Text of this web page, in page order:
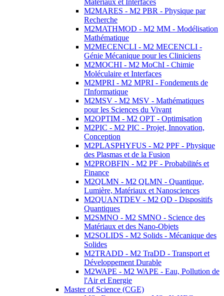
Matériaux et Interfaces
M2MARES - M2 PBR - Physique par
Recherche
M2MATHMOD - M2 MM - Modélisation
Mathématique
M2MECENCLI - M2 MECENCLI -
Génie Mécanique pour les Cliniciens
M2MOCHI - M2 MoChI - Chimie
Moléculaire et Interfaces
M2MPRI - M2 MPRI - Fondements de
l'Informatique
M2MSV - M2 MSV - Mathématiques
pour les Sciences du Vivant
M2OPTIM - M2 OPT - Optimisation
M2PIC - M2 PIC - Projet, Innovation,
Conception
M2PLASPHYFUS - M2 PPF - Physique
des Plasmas et de la Fusion
M2PROBFIN - M2 PF - Probabilités et
Finance
M2QLMN - M2 QLMN - Quantique,
Lumière, Matériaux et Nanosciences
M2QUANTDEV - M2 QD - Dispositifs
Quantiques
M2SMNO - M2 SMNO - Science des
Matériaux et des Nano-Objets
M2SOLIDS - M2 Solids - Mécanique des
Solides
M2TRADD - M2 TraDD - Transport et
Développement Durable
M2WAPE - M2 WAPE - Eau, Pollution de
l'Air et Energie
Master of Science (CGE)